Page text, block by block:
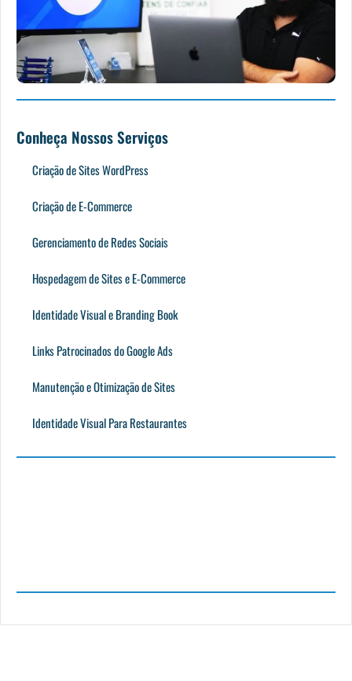
Conheça Nossos Serviços
Criação de Sites WordPress
Criação de E-Commerce
Gerenciamento de Redes Sociais
Hospedagem de Sites e E-Commerce
Identidade Visual e Branding Book
Links Patrocinados do Google Ads
Manutenção e Otimização de Sites
Identidade Visual Para Restaurantes